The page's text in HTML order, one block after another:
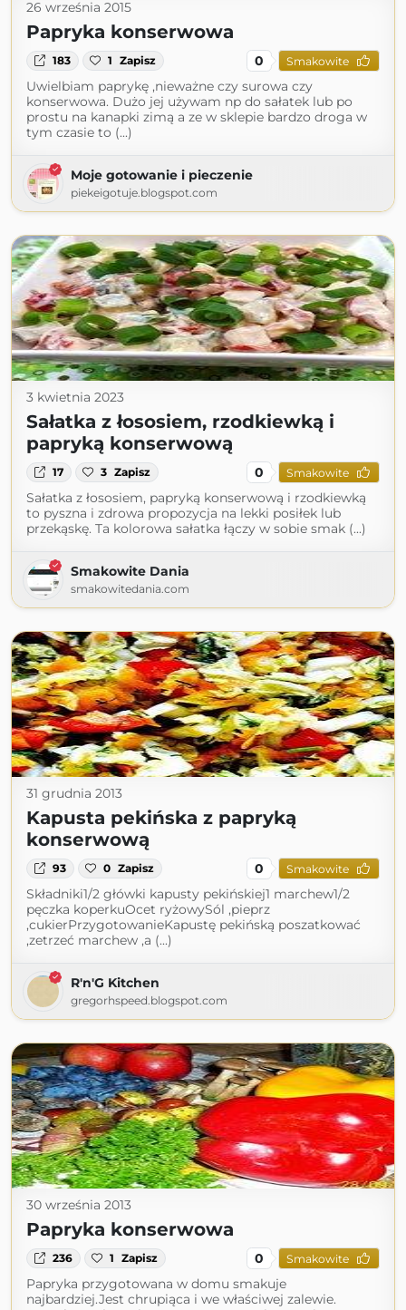
26 września 2015
Papryka konserwowa
183 1 Zapisz 0 Smakowite
Uwielbiam paprykę ,nieważne czy surowa czy
konserwowa. Dużo jej używam np do sałatek lub po
prostu na kanapki zimą a ze w sklepie bardzo droga w
tym czasie to (...)
Moje gotowanie i pieczenie
piekeigotuje.blogspot.com
3 kwietnia 2023
Sałatka z łososiem, rzodkiewką i
papryką konserwową
17 3 Zapisz 0 Smakowite
Sałatka z łososiem, papryką konserwową i rzodkiewką
to pyszna i zdrowa propozycja na lekki posiłek lub
przekąskę. Ta kolorowa sałatka łączy w sobie smak (...)
Smakowite Dania
smakowitedania.com
31 grudnia 2013
Kapusta pekińska z papryką
konserwową
93 0 Zapisz 0 Smakowite
Składniki1/2 główki kapusty pekińskiej1 marchew1/2
pęczka koperkuOcet ryżowySól ,pieprz
,cukierPrzygotowanieKapustę pekińską poszatkować
,zetrzeć marchew ,a (...)
R'n'G Kitchen
gregorhspeed.blogspot.com
30 września 2013
Papryka konserwowa
236 1 Zapisz 0 Smakowite
Papryka przygotowana w domu smakuje
najbardziej.Jest chrupiąca i we właściwej zalewie.